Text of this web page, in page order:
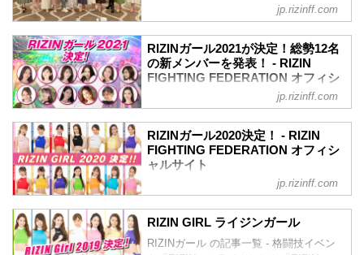
2025年1月1日〜2025年12月31日（予定）
RIZINガール2025 メンバー（集合写真左
から）
大川理子（おおかわ りこ）
大川理子（おお...
選ばれた「RIZINガール2023」。
応募総数約500人の中から、1・2・3次審
査、そして最終審査を通過し、ライブ配
信で行われた最終オーディションを通過
したのは、なんと13名！
彼女たちの初舞台は、9月24日（日）さい
たまスーパーアリーナで開催される
RIZIN.44だ！リングを華麗に彩るR...
る「RIZINガール2022」のメンバーが決
定したぞ！
RIZIN公式投票オーディション、LINE
タウンのそれぞれ予選・決勝を勝ち抜
き、最終オーディションで選ばれた計13
名が「RIZINガール2022」として活躍す
ることとなった！
彼女たちの初舞台は、9月の予定だ！リン
グを華麗に彩るRIZINガール2022を、み
んなで応援しよう！
RIZINガール2022 メンバー紹介
荒井つかさ
荒井つかさ
jp.rizinff.com
RIZINガール2021が決定！総勢12名
の新メンバーを発表！ - RIZIN
FIGHTING FEDERATION オフィシ
る「RIZINガール2021」のメンバーが決
定したぞ！
【17LIVE×RIZIN RIZINガールオーディシ
MISSCON 2021の合格者2名に加え、審査
員特別賞、主催者推薦枠を含めた計12名
が「RIZINガール2021」として活躍する
こととなった。
彼女たちの初舞台は、9月19日（土）にさ
jp.rizinff.com
RIZINガール2020決定！ - RIZIN
FIGHTING FEDERATION オフィシ
ャルサイト
RIZINガール2020のメンバーが決定！熾
ーは計14名。初舞台は8月9日/10日にぴあ
アリーナMMにて開催される
RIZIN.22/RIZIN.23！リングを華麗に彩る
jp.rizinff.com
RIZIN GIRL ライジンガール
RIZINガール の記事一覧 - 格闘技イベン